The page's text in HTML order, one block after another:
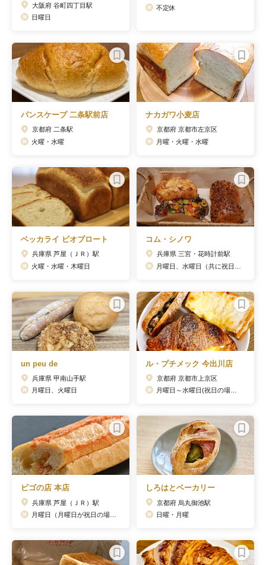
大阪府 谷町四丁目駅
日曜日
不定休
パンスケープ 二条駅前店
京都府 二条駅
火曜・水曜
ナカガワ小麦店
京都府 京都市左京区
月曜・火曜・水曜
ベッカライ ビオブロート
兵庫県 芦屋（ＪＲ）駅
火曜・水曜・木曜日
コム・シノワ
兵庫県 三宮・花時計前駅
un peu de
兵庫県 甲南山手駅
月曜日、火曜日
ル・プチメック 今出川店
京都府 京都市上京区
ビゴの店 本店
兵庫県 芦屋（ＪＲ）駅
しろはとベーカリー
京都府 烏丸御池駅
日曜・月曜